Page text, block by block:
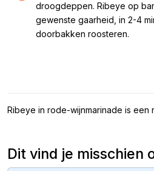
droogdeppen. Ribeye op
gewenste gaarheid, in 2-4
doorbakken roosteren.
Ribeye in rode-wijnmarinade is een
Dit vind je misschien